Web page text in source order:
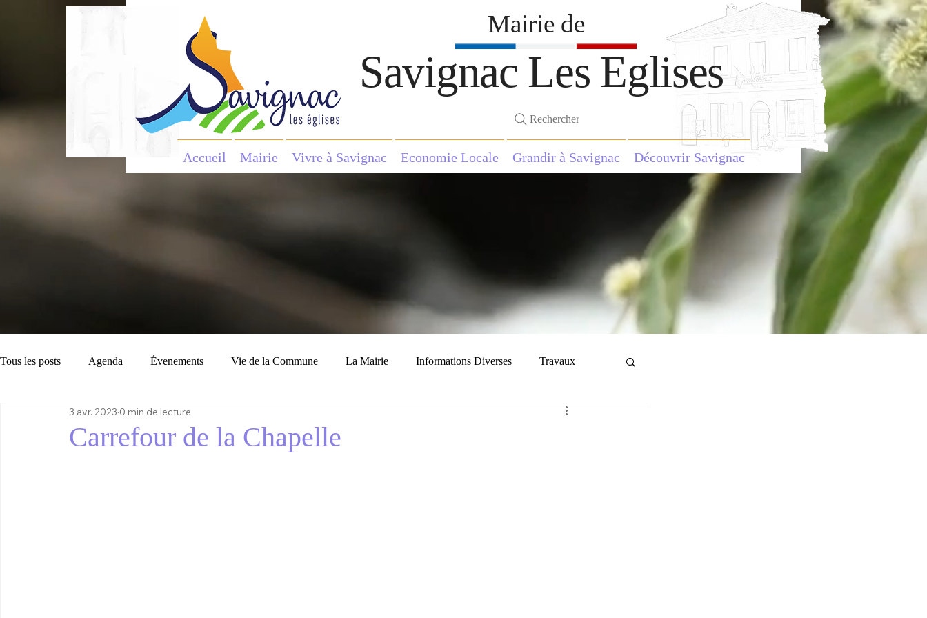
Savignac Les Eglises
Accueil Mairie Vivre à Savignac Economie Locale Grandir à Savignac Découvrir Savignac
Mairie de
Rechercher
Tous les posts Agenda Évenements Vie de la Commune La Mairie Informations Diverses Travaux
Tourisme Consignes
Carrefour de la Chapelle
3 avr. 2023 0 min de lecture